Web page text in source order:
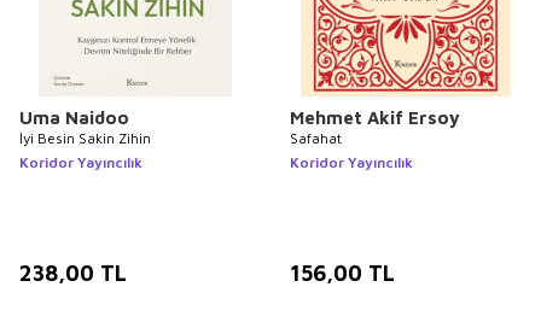
Uma Naidoo
İyi Besin Sakin Zihin
Koridor Yayıncılık
238,00 TL
Mehmet Akif Ersoy
Safahat
Koridor Yayıncılık
156,00 TL